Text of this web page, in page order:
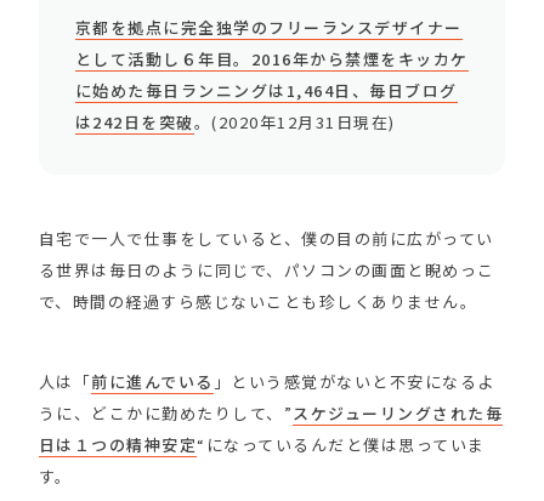
京都を拠点に完全独学のフリーランスデザイナー
として活動し６年目。2016年から禁煙をキッカケ
に始めた毎日ランニングは1,464日、毎日ブログ
は242日を突破。(2020年12月31日現在)
自宅で一人で仕事をしていると、僕の目の前に広がってい
る世界は毎日のように同じで、パソコンの画面と睨めっこ
で、時間の経過すら感じないことも珍しくありません。
人は「前に進んでいる 」という感覚がないと不安になるよ
うに、どこかに勤めたりして、” スケジューリングされた毎
日は１つの精神安定“になっているんだと僕は思っていま
す。